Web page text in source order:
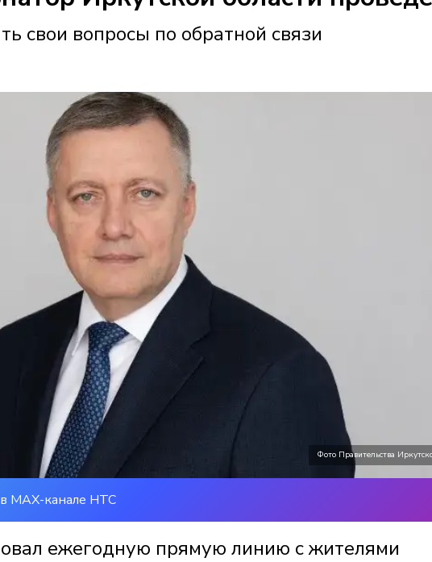
свои вопросы по обратной связи
Фото Правительства
MAX-канале НТС
ежегодную прямую линию с жителями